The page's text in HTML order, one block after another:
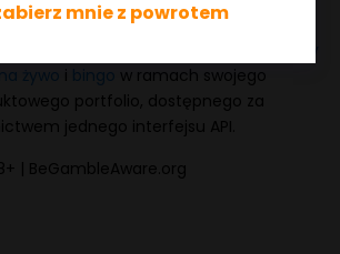
produkuje obecnie do sześciu nowych
żywo i bingo w ramach swojego
portfolio, dostępnego za
jednego interfejsu API.
| BeGambleAware.org
mnie z powrotem